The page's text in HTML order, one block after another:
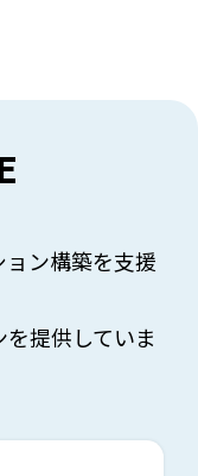
ン構築を支援
提供していま